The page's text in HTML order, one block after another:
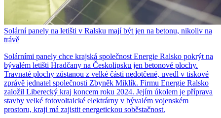
Solární panely na letišti v Ralsku mají být jen na betonu, nikoliv na
trávě
Solárními panely chce krajská společnost Energie Ralsko pokrýt na
bývalém letišti Hradčany na Českolipsku jen betonové plochy.
Travnaté plochy zůstanou z velké části nedotčené, uvedl v tiskové
zprávě jednatel společnosti Zbyněk Miklík. Firmu Energie Ralsko
založil Liberecký kraj koncem roku 2024. Jejím úkolem je příprava
stavby velké fotovoltaické elektrárny v bývalém vojenském
prostoru, kraji má zajistit energetickou soběstačnost.